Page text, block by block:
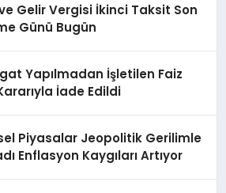
Gelir Vergisi İkinci Taksit Son
Günü Bugün
Yapılmadan İşletilen Faiz
İade Edildi
Piyasalar Jeopolitik Gerilimle
Enflasyon Kaygıları Artıyor